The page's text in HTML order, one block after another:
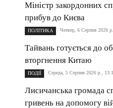
Міністр закордонних
прибув до Києва
ПОЛІТИКА Четвер, 6 Серпня 2026
Тайвань готується до
вторгнення Китаю
ПОДІЇ Середа, 5 Серпня 2026 р.,
Лисичанська громада
гривень на допомогу